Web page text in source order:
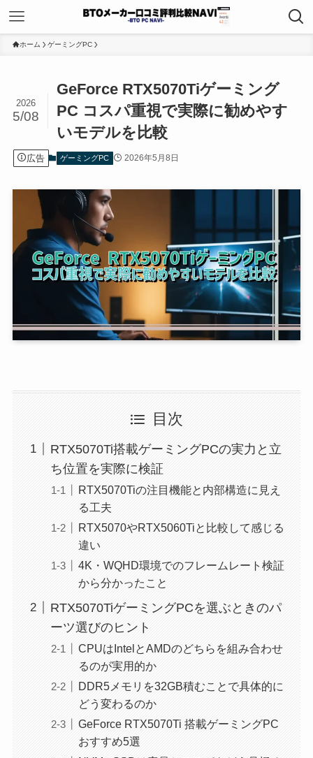
ホーム ゲーミングPC
GeForce RTX5070Tiゲーミング
PC コスパ重視で実際に勧めやす
いモデルを比較
2026
5/08
広告 ゲーミングPC 2026年5月8日
目次
RTX5070Ti搭載ゲーミングPCの実力と立
ち位置を実際に検証
RTX5070Tiの注目機能と内部構造に見え
る工夫
RTX5070やRTX5060Tiと比較して感じる
違い
4K・WQHD環境でのフレームレート検証
から分かったこと
RTX5070TiゲーミングPCを選ぶときのパ
ーツ選びのヒント
CPUはIntelとAMDのどちらを組み合わせ
るのが実用的か
DDR5メモリを32GB積むことで具体的に
どう変わるのか
GeForce RTX5070Ti 搭載ゲーミングPC
おすすめ5選